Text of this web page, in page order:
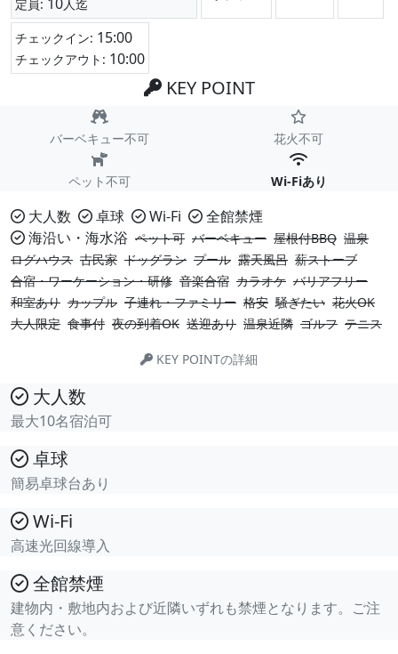
定員: 人迄
チェックイン: 15:00
チェックアウト: 10:00
KEY POINT
バーベキュー不可 花火不可
ペット不可 Wi-Fiあり
大人数 卓球 Wi-Fi
全館禁煙
海沿い・海水浴 ペット可 バーベキュー 屋根付BBQ 温泉
ログハウス 古民家 ドッグラン プール 露天風呂 薪ストーブ
合宿・ワーケーション・研修 音楽合宿 カラオケ バリアフリー
和室あり カップル 子連れ・ファミリー 格安 騒ぎたい 花火OK
大人限定 食事付 夜の到着OK 送迎あり 温泉近隣 ゴルフ テニス
KEY POINTの詳細
大人数
最大10名宿泊可
卓球
簡易卓球台あり
Wi-Fi
高速光回線導入
全館禁煙
建物内・敷地内および近隣いずれも禁煙となります。ご注
意ください。